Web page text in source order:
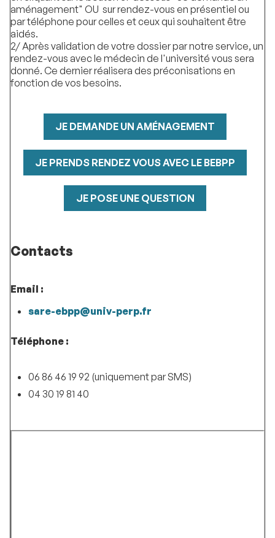
aménagement" OU sur rendez-vous en présentiel ou
par téléphone pour celles et ceux qui souhaitent être
aidés.
2/ Après validation de votre dossier par notre service, un
rendez-vous avec le médecin de l'université vous sera
donné. Ce dernier réalisera des préconisations en
fonction de vos besoins.
JE DEMANDE UN AMÉNAGEMENT
JE PRENDS RENDEZ VOUS AVEC LE BEBPP
JE POSE UNE QUESTION
Contacts
Email :
sare-ebpp@univ-perp.fr
Téléphone :
06 86 46 19 92 (uniquement par SMS)
04 30 19 81 40